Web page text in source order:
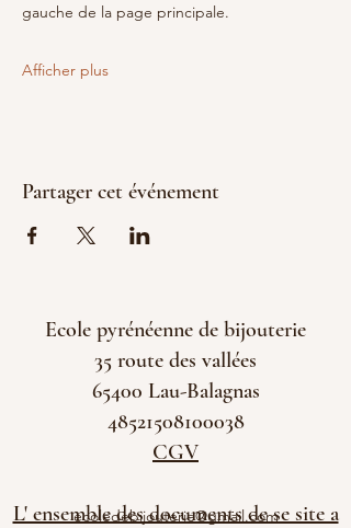
gauche de la page principale.
Afficher plus
Partager cet événement
Ecole pyrénéenne de bijouterie
35 route des vallées
65400 Lau-Balagnas
48521508100038
CGV
L' ensemble des documents de se site a
ecoledebijouterie@gmail.com